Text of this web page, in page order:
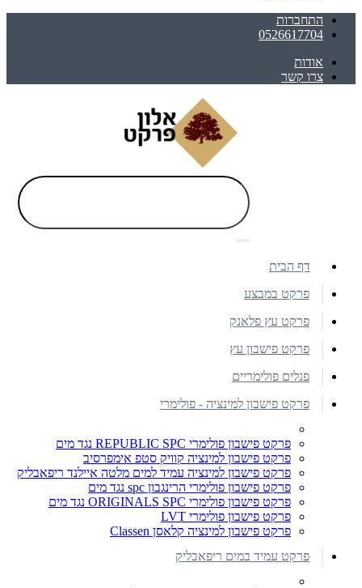
התחברות
0526617704
אודות
צרו קשר
דף הבית
פרקט במבצע
פרקט עץ פלאנק
פרקט פישבון עץ
פנלים פולימריים
פרקט פישבון למינציה - פולימרי
פרקט פישבון פולימרי REPUBLIC SPC נגד מים
פרקט פישבון למינציה קוויק סטפ אימפרסיב
פרקט פישבון למינציה עמיד למים מלטה איילנד ריפאבליק
פרקט פישבון פולימרי הרינגבון spc נגד מים
פרקט פישבון פולימרי ORIGINALS SPC נגד מים
פרקט פישבון פולימרי LVT
פרקט פישבון למינציה קלאסן Classen
פרקט עמיד במים ריפאבליק